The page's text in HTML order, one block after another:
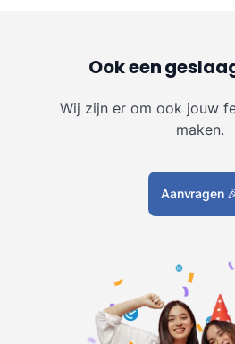
Ook een
Wij zijn er om ook jouw
maken.
Aanvragen